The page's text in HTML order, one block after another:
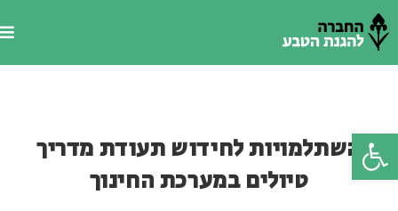
פתח סרגל נגישות
השתלמויות לחידוש תעודת מדריך
טיולים במערכת החינוך